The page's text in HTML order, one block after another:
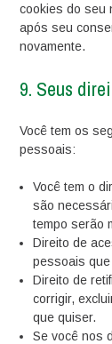
cookies do seu
após seu
novamente.
9. Seus
Você tem os
pessoais:
Você tem o
são
tempo serão
Direito de
pessoais
Direito de
corrigir,
que quiser.
Se você nos